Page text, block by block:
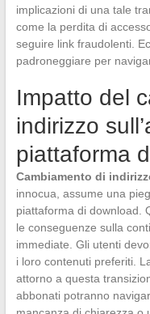
implicazioni di una tale
come la perdita di
seguire link fraudolenti.
padroneggiare per
Impatto del
indirizzo
piattaforma
Cambiamento di
innocua, assume una
piattaforma di download.
le conseguenze sulla
immediate. Gli utenti
i loro contenuti preferiti.
attorno a questa
abbonati potranno